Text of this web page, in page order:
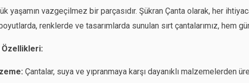
yaşamın vazgeçilmez bir parçasıdır. Şükran Çanta olarak, her
renklerde ve tasarımlarda sunulan sırt çantalarımız, hem
Özellikleri:
Çantalar, suya ve yıpranmaya karşı dayanıklı malzemelerden